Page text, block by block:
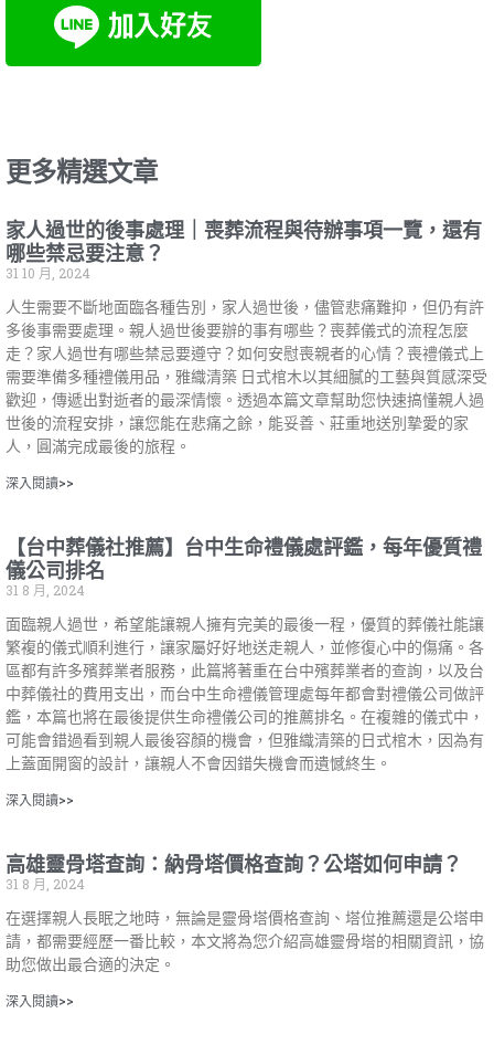
更多精選文章
家人過世的後事處理｜喪葬流程與待辦事項一覽，還有
哪些禁忌要注意？
31 10 月, 2024
人生需要不斷地面臨各種告別，家人過世後，儘管悲痛難抑，但仍有許
多後事需要處理。親人過世後要辦的事有哪些？喪葬儀式的流程怎麼
走？家人過世有哪些禁忌要遵守？如何安慰喪親者的心情？喪禮儀式上
需要準備多種禮儀用品，雅織清築 日式棺木以其細膩的工藝與質感深受
歡迎，傳遞出對逝者的最深情懷。透過本篇文章幫助您快速搞懂親人過
世後的流程安排，讓您能在悲痛之餘，能妥善、莊重地送別摯愛的家
人，圓滿完成最後的旅程。
深入閱讀>>
【台中葬儀社推薦】台中生命禮儀處評鑑，每年優質禮
儀公司排名
31 8 月, 2024
面臨親人過世，希望能讓親人擁有完美的最後一程，優質的葬儀社能讓
繁複的儀式順利進行，讓家屬好好地送走親人，並修復心中的傷痛。各
區都有許多殯葬業者服務，此篇將著重在台中殯葬業者的查詢，以及台
中葬儀社的費用支出，而台中生命禮儀管理處每年都會對禮儀公司做評
鑑，本篇也將在最後提供生命禮儀公司的推薦排名。在複雜的儀式中，
可能會錯過看到親人最後容顏的機會，但雅織清築的日式棺木，因為有
上蓋面開窗的設計，讓親人不會因錯失機會而遺憾終生。
深入閱讀>>
高雄靈骨塔查詢：納骨塔價格查詢？公塔如何申請？
31 8 月, 2024
在選擇親人長眠之地時，無論是靈骨塔價格查詢、塔位推薦還是公塔申
請，都需要經歷一番比較，本文將為您介紹高雄靈骨塔的相關資訊，協
助您做出最合適的決定。
深入閱讀>>